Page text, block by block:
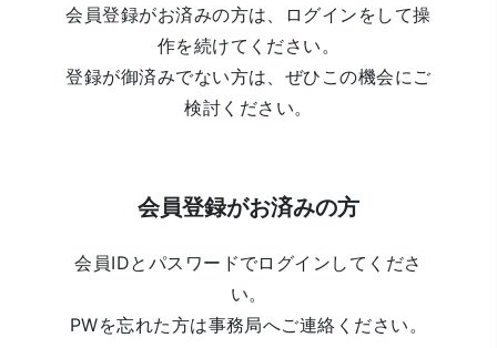
会員登録がお済みの方は、ログインをして操
作を続けてください。
登録が御済みでない方は、ぜひこの機会にご
検討ください。
会員登録がお済みの方
会員IDとパスワードでログインしてくださ
い。
PWを忘れた方は事務局へご連絡ください。